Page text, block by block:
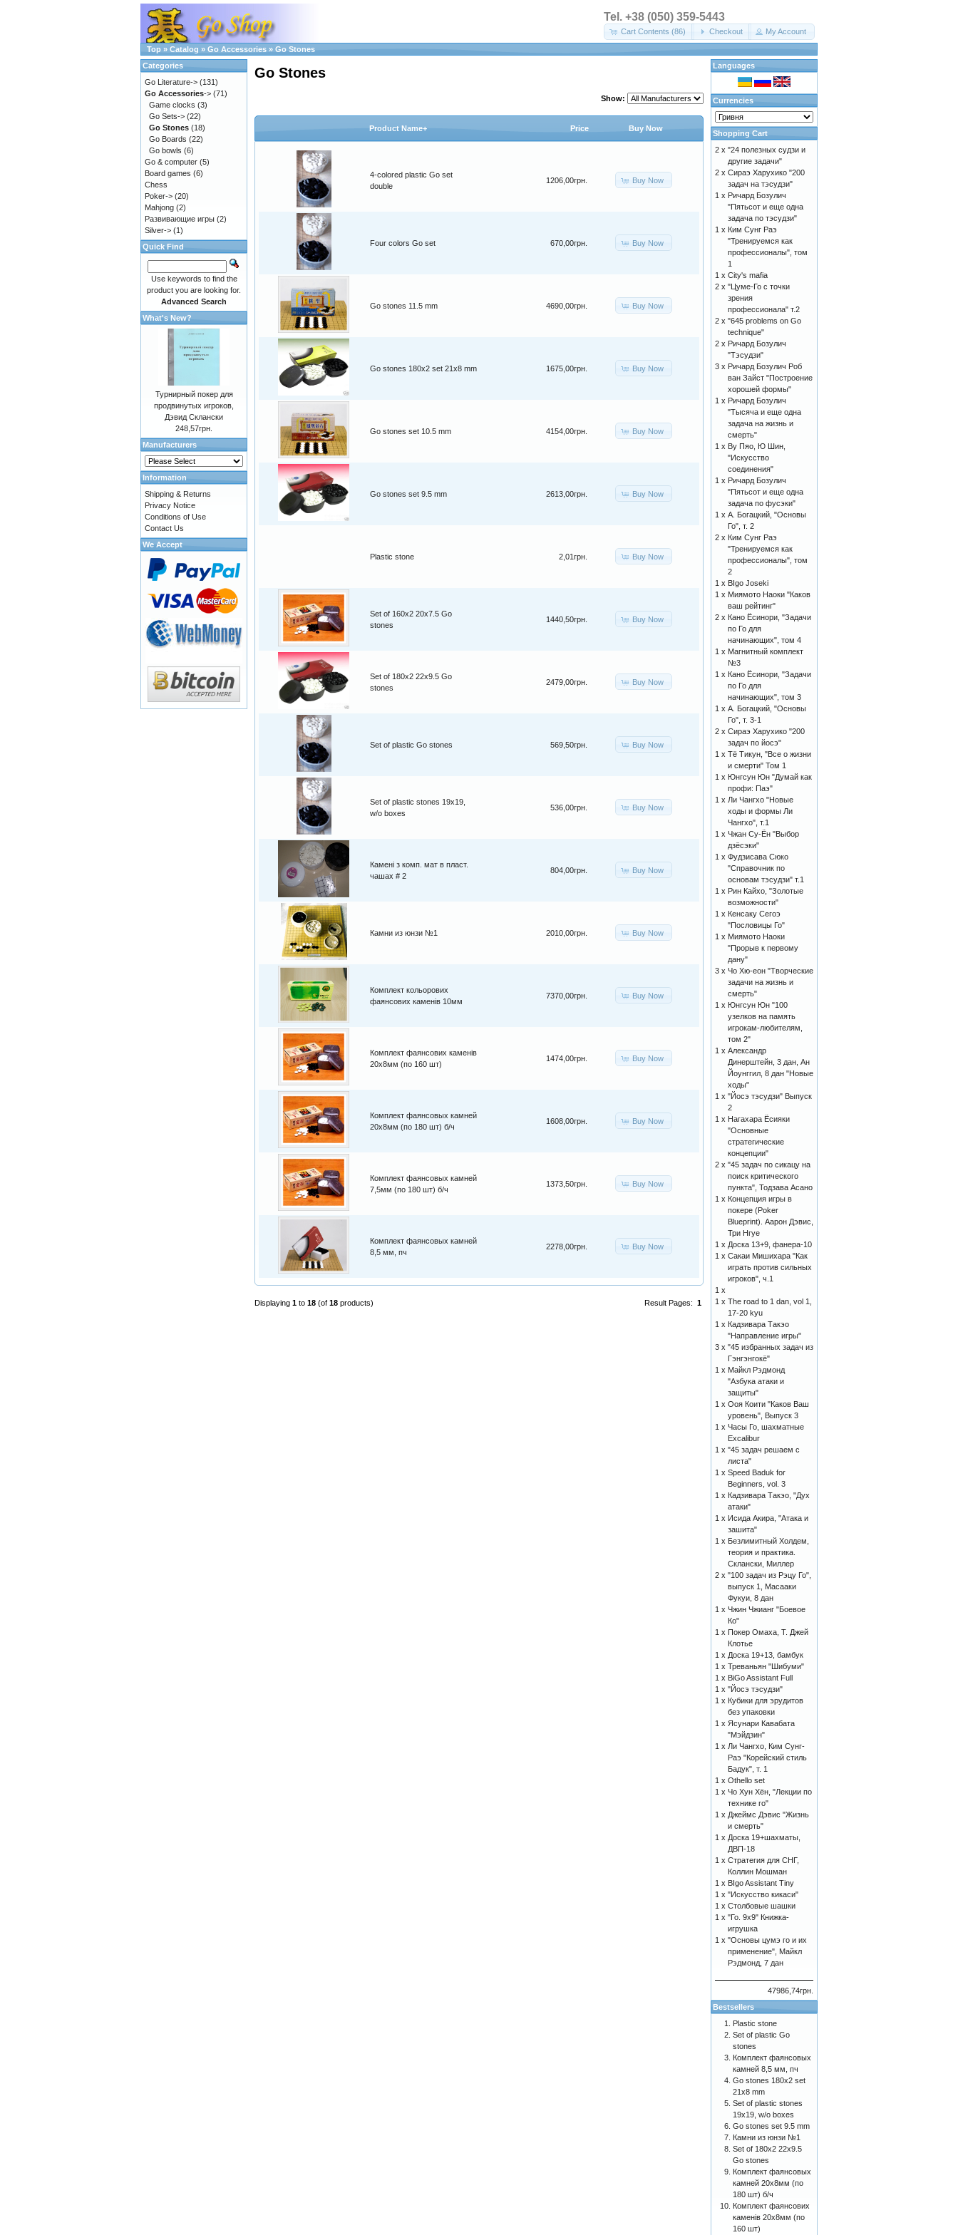
Tel. +38 (050) 359-5443
Cart Contents (86) Checkout My Account
Top » Catalog » Go Accessories » Go Stones
Go Stones
Show:
Product Name+ Price Buy Now
4-colored plastic Go set
double
1206,00грн. Buy Now
Four colors Go set 670,00грн. Buy Now
Go stones 11.5 mm 4690,00грн. Buy Now
Go stones 180x2 set 21x8 mm 1675,00грн. Buy Now
Go stones set 10.5 mm 4154,00грн. Buy Now
Go stones set 9.5 mm 2613,00грн. Buy Now
Plastic stone 2,01грн. Buy Now
Set of 160x2 20x7.5 Go
stones
1440,50грн. Buy Now
Set of 180x2 22x9.5 Go
stones
2479,00грн. Buy Now
Set of plastic Go stones 569,50грн. Buy Now
Set of plastic stones 19x19,
w/o boxes
536,00грн. Buy Now
Камені з комп. мат в пласт.
чашах # 2
804,00грн. Buy Now
Камни из юнзи №1 2010,00грн. Buy Now
Комплект кольорових
фаянсових каменів 10мм
7370,00грн. Buy Now
Комплект фаянсових каменів
20х8мм (по 160 шт)
1474,00грн. Buy Now
Комплект фаянсовых камней
20х8мм (по 180 шт) б/ч
1608,00грн. Buy Now
Комплект фаянсовых камней
7,5мм (по 180 шт) б/ч
1373,50грн. Buy Now
Комплект фаянсовых камней
8,5 мм, пч
2278,00грн. Buy Now
Result Pages: 1
Displaying 1 to 18 (of 18 products)
Categories
Go Literature-> (131)
Go Accessories-> (71)
Game clocks (3)
Go Sets-> (22)
Go Stones (18)
Go Boards (22)
Go bowls (6)
Go & computer (5)
Board games (6)
Chess
Poker-> (20)
Mahjong (2)
Развивающие игры (2)
Silver-> (1)
Quick Find
Use keywords to find the
product you are looking for.
Advanced Search
What's New?
Турнирный покер для
продвинутых игроков,
Дэвид Склански
248,57грн.
Manufacturers
Information
Shipping & Returns
Privacy Notice
Conditions of Use
Contact Us
We Accept
Languages
Currencies
Shopping Cart
2 x "24 полезных судзи и
другие задачи"
2 x Сираэ Харухико "200
задач на тэсудзи"
1 x Ричард Бозулич
"Пятьсот и еще одна
задача по тэсудзи"
1 x Ким Сунг Раэ
"Тренируемся как
профессионалы", том
1
1 x City's mafia
2 x "Цуме-Го с точки
зрения
профессионала" т.2
2 x "645 problems on Go
technique"
2 x Ричард Бозулич
"Тэсудзи"
3 x Ричард Бозулич Роб
ван Зайст "Построение
хорошей формы"
1 x Ричард Бозулич
"Тысяча и еще одна
задача на жизнь и
смерть"
1 x Ву Пяо, Ю Шин,
"Искусство
соединения"
1 x Ричард Бозулич
"Пятьсот и еще одна
задача по фусэки"
1 x А. Богацкий, "Основы
Го", т. 2
2 x Ким Сунг Раэ
"Тренируемся как
профессионалы", том
2
1 x BIgo Joseki
1 x Миямото Наоки "Каков
ваш рейтинг"
2 x Кано Ёсинори, "Задачи
по Го для
начинающих", том 4
1 x Магнитный комплект
№3
1 x Кано Ёсинори, "Задачи
по Го для
начинающих", том 3
1 x А. Богацкий, "Основы
Го", т. 3-1
2 x Сираэ Харухико "200
задач по йосэ"
1 x Тё Тикун, "Все о жизни
и смерти" Том 1
1 x Юнгсун Юн "Думай как
профи: Паэ"
1 x Ли Чангхо "Новые
ходы и формы Ли
Чангхо", т.1
1 x Чжан Су-Ён "Выбор
дзёсэки"
1 x Фудзисава Сюко
"Справочник по
основам тэсудзи" т.1
1 x Рин Кайхо, "Золотые
возможности"
1 x Кенсаку Сегоэ
"Пословицы Го"
1 x Миямото Наоки
"Прорыв к первому
дану"
3 x Чо Хю-еон "Творческие
задачи на жизнь и
смерть"
1 x Юнгсун Юн "100
узелков на память
игрокам-любителям,
том 2"
1 x Александр
Динерштейн, 3 дан, Ан
Йоунггил, 8 дан "Новые
ходы"
1 x "Йосэ тэсудзи" Выпуск
2
1 x Нагахара Ёсияки
"Основные
стратегические
концепции"
2 x "45 задач по сикацу на
поиск критического
пункта", Тодзава Асано
1 x Концепция игры в
покере (Poker
Blueprint). Аарон Дэвис,
Три Нгуе
1 x Доска 13+9, фанера-10
1 x Сакаи Мишихара "Как
играть против сильных
игроков", ч.1
1 x
1 x The road to 1 dan, vol 1,
17-20 kyu
1 x Кадзивара Такэо
"Направление игры"
3 x "45 избранных задач из
Гэнгэнгокё"
1 x Майкл Рэдмонд
"Азбука атаки и
защиты"
1 x Ооя Коити "Каков Ваш
уровень", Выпуск 3
1 x Часы Го, шахматные
Excalibur
1 x "45 задач решаем с
листа"
1 x Speed Baduk for
Beginners, vol. 3
1 x Кадзивара Такэо, "Дух
атаки"
1 x Исида Акира, "Атака и
зашита"
1 x Безлимитный Холдем,
теория и практика.
Склански, Миллер
2 x "100 задач из Рэцу Го",
выпуск 1, Масааки
Фукуи, 8 дан
1 x Чжин Чжианг "Боевое
Ко"
1 x Покер Омаха, Т. Джей
Клотье
1 x Доска 19+13, бамбук
1 x Треваньян "Шибуми"
1 x BiGo Assistant Full
1 x "Йосэ тэсудзи"
1 x Кубики для эрудитов
без упаковки
1 x Ясунари Кавабата
"Мэйдзин"
1 x Ли Чангхо, Ким Сунг-
Раэ "Корейский стиль
Бадук", т. 1
1 x Othello set
1 x Чо Хун Хён, "Лекции по
технике го"
1 x Джеймс Дэвис "Жизнь
и смерть"
1 x Доска 19+шахматы,
ДВП-18
1 x Стратегия для СНГ,
Коллин Мошман
1 x BIgo Assistant Tiny
1 x "Искусство кикаси"
1 x Столбовые шашки
1 x "Го. 9х9" Книжка-
игрушка
1 x "Основы цумэ го и их
применение", Майкл
Рэдмонд, 7 дан
47986,74грн.
Bestsellers
Plastic stone
Set of plastic Go
stones
Комплект фаянсовых
камней 8,5 мм, пч
Go stones 180x2 set
21x8 mm
Set of plastic stones
19x19, w/o boxes
Go stones set 9.5 mm
Камни из юнзи №1
Set of 180x2 22x9.5
Go stones
Комплект фаянсовых
камней 20х8мм (по
180 шт) б/ч
Комплект фаянсових
каменів 20х8мм (по
160 шт)